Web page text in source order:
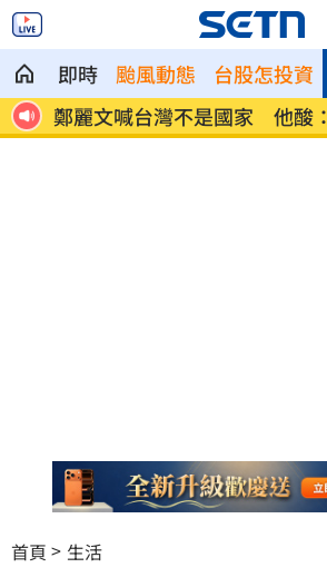
即時 颱風動態 台股怎投資
重
張景森轟慈濟為什麼這麼好騙？
首頁 生活